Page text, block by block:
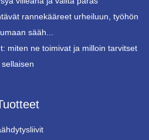
rannekääreet urheiluun, työhön
sääh...
miten ne toimivat ja milloin tarvitset
sellaisen